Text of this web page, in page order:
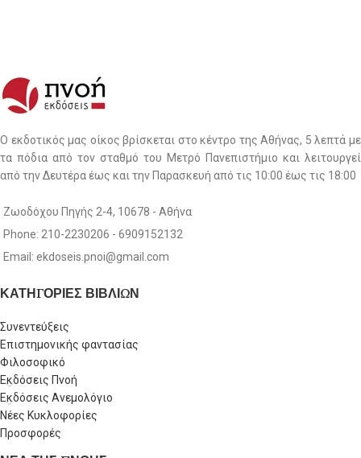
Ο εκδοτικός μας οίκος βρίσκεται στο κέντρο της Αθήνας, 5 λεπτά με
τα πόδια από τον σταθμό του Μετρό Πανεπιστήμιο και λειτουργεί
από την Δευτέρα έως και την Παρασκευή από τις 10:00 έως τις 18:00
Ζωοδόχου Πηγής 2-4, 10678 - Αθήνα
Phone: 210-2230206 - 6909152132
Email: ekdoseis.pnoi@gmail.com
ΚΑΤΗΓΟΡΙΕΣ ΒΙΒΛΙΩΝ
Συνεντεύξεις
Επιστημονικής φαντασίας
Φιλοσοφικό
Εκδόσεις Πνοή
Εκδόσεις Ανεμολόγιο
Νέες Κυκλοφορίες
Προσφορές